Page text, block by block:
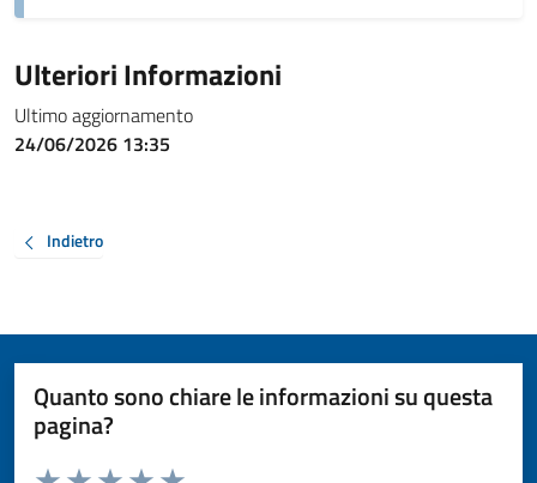
Ulteriori Informazioni
Ultimo aggiornamento
24/06/2026 13:35
Indietro
Quanto sono chiare le informazioni su questa
pagina?
Valuta da 1 a 5 stelle la pagina